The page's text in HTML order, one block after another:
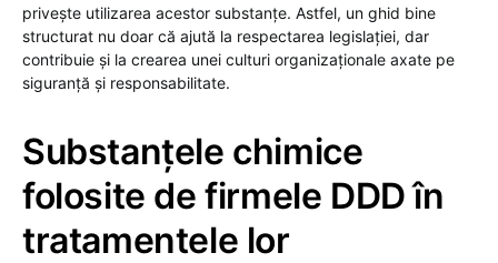
privește utilizarea acestor substanțe. Astfel, un ghid bine
structurat nu doar că ajută la respectarea legislației, dar
contribuie și la crearea unei culturi organizaționale axate pe
siguranță și responsabilitate.
Substanțele chimice
folosite de firmele DDD în
tratamentele lor